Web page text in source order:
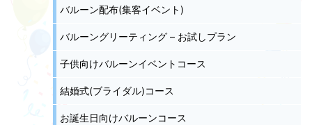
バルーン配布(集客イベント)
バルーングリーティング – お試しプラン
子供向けバルーンイベントコース
結婚式(ブライダル)コース
お誕生日向けバルーンコース